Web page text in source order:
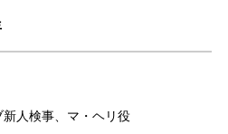
人検事、マ・ヘリ役